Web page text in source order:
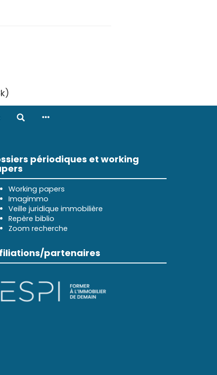
périodiques et working
Working papers
Imagimmo
Veille juridique immobilière
Repère biblio
Zoom recherche
partenaires